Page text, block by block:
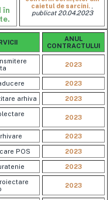
în
caietul de sarcini.
publicat 20.04.2023
ANUL
CONTRACTULUI
2023
2023
arhiva 2023
2023
2023
POS 2023
2023
2023